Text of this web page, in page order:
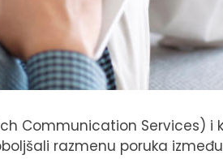
Communication Services) i
razmenu poruka